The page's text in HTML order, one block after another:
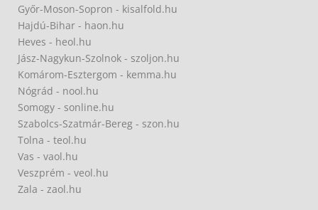
Győr-Moson-Sopron - kisalfold.hu
Hajdú-Bihar - haon.hu
Heves - heol.hu
Jász-Nagykun-Szolnok - szoljon.hu
Komárom-Esztergom - kemma.hu
Nógrád - nool.hu
Somogy - sonline.hu
Szabolcs-Szatmár-Bereg - szon.hu
Tolna - teol.hu
Vas - vaol.hu
Veszprém - veol.hu
Zala - zaol.hu